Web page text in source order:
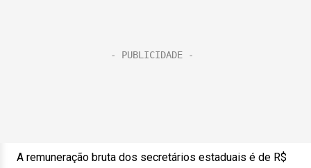
A remuneração bruta dos secretários estaduais é de R$